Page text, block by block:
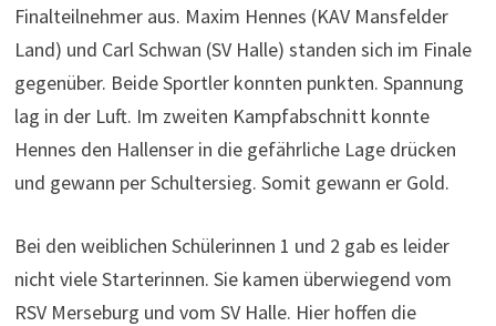
Finalteilnehmer aus. Maxim Hennes (KAV Mansfelder
Land) und Carl Schwan (SV Halle) standen sich im Finale
gegenüber. Beide Sportler konnten punkten. Spannung
lag in der Luft. Im zweiten Kampfabschnitt konnte
Hennes den Hallenser in die gefährliche Lage drücken
und gewann per Schultersieg. Somit gewann er Gold.
Bei den weiblichen Schülerinnen 1 und 2 gab es leider
nicht viele Starterinnen. Sie kamen überwiegend vom
RSV Merseburg und vom SV Halle. Hier hoffen die